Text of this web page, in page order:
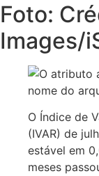
Foto:
Images/
O Índice de
(IVAR) de
estável em
meses